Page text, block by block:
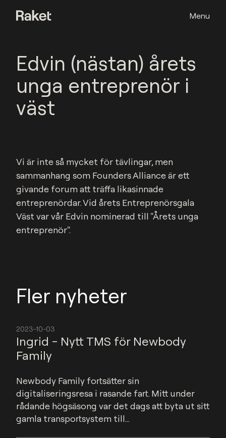
Menu
Edvin (nästan) årets
unga entreprenör i
väst
Vi är inte så mycket för tävlingar, men
sammanhang som Founders Alliance är ett
givande forum att träffa likasinnade
entreprenördar. Vid årets Entreprenörsgala
Väst var vår Edvin nominerad till "Årets unga
entreprenör".
Fler nyheter
2023-10-03
Ingrid - Nytt TMS för Newbody
Family
Newbody Family fortsätter sin
digitaliseringsresa i rasande fart. Mitt under
rådande högsäsong var det dags att byta ut sitt
gamla transportsystem till...